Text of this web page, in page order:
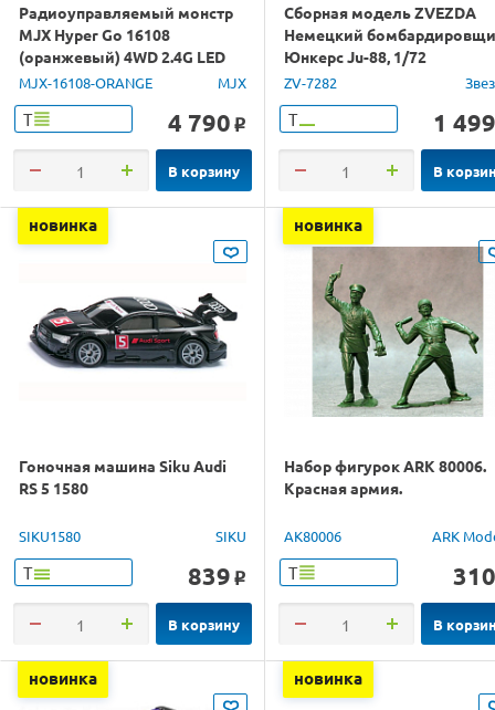
Радиоуправляемый монстр
MJX Hyper Go 16108
(оранжевый) 4WD 2.4G LED
1/16 RTR
MJX-16108-ORANGE MJX
Т 4 790 o
В корзину
Сборная модель ZVEZDA
Немецкий
Юнкерс Ju-88, 1/72
ZV-7282
Т 1 499
В
новинка
Гоночная машина Siku Audi
RS 5 1580
SIKU1580 SIKU
Т 839 o
В корзину
новинка
Набор фигурок ARK 80006.
Красная армия.
AK80006 ARK
Т 310
В
новинка новинка